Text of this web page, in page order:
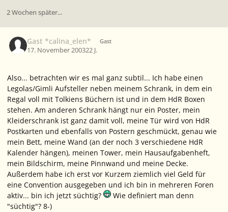
2 Wochen später...
Gast *calina_elen* Gast
17. November 200322 J.
Also... betrachten wir es mal ganz subtil... Ich habe einen
Legolas/Gimli Aufsteller neben meinem Schrank, in dem ein
Regal voll mit Tolkiens Büchern ist und in dem HdR Boxen
stehen. Am anderen Schrank hängt nur ein Poster, mein
Kleiderschrank ist ganz damit voll, meine Tür wird von HdR
Postkarten und ebenfalls von Postern geschmückt, genau wie
mein Bett, meine Wand (an der noch 3 verschiedene HdR
Kalender hängen), meinen Tower, mein Hausaufgabenheft,
mein Bildschirm, meine Pinnwand und meine Decke.
Außerdem habe ich erst vor Kurzem ziemlich viel Geld für
eine Convention ausgegeben und ich bin in mehreren Foren
aktiv... bin ich jetzt süchtig?
Wie definiert man denn
"süchtig"? 8-)